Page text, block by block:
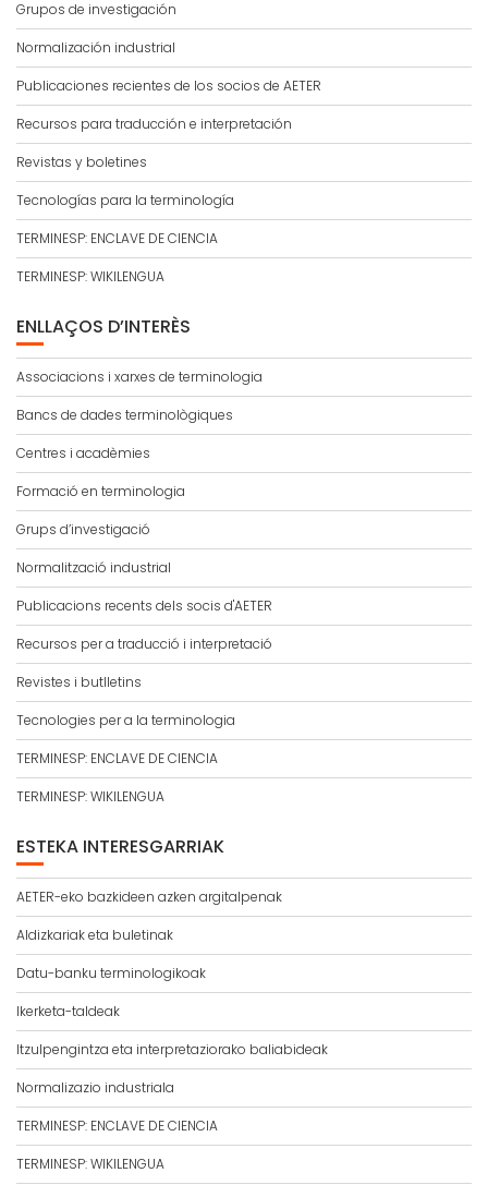
Grupos de investigación
Normalización industrial
Publicaciones recientes de los socios de AETER
Recursos para traducción e interpretación
Revistas y boletines
Tecnologías para la terminología
TERMINESP: ENCLAVE DE CIENCIA
TERMINESP: WIKILENGUA
ENLLAÇOS D’INTERÈS
Associacions i xarxes de terminologia
Bancs de dades terminològiques
Centres i acadèmies
Formació en terminologia
Grups d’investigació
Normalització industrial
Publicacions recents dels socis d'AETER
Recursos per a traducció i interpretació
Revistes i butlletins
Tecnologies per a la terminologia
TERMINESP: ENCLAVE DE CIENCIA
TERMINESP: WIKILENGUA
ESTEKA INTERESGARRIAK
AETER-eko bazkideen azken argitalpenak
Aldizkariak eta buletinak
Datu-banku terminologikoak
Ikerketa-taldeak
Itzulpengintza eta interpretaziorako baliabideak
Normalizazio industriala
TERMINESP: ENCLAVE DE CIENCIA
TERMINESP: WIKILENGUA